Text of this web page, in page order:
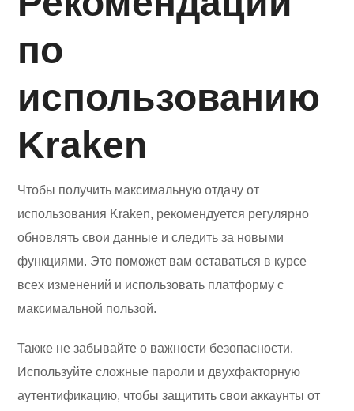
по
использованию
Kraken
Чтобы получить максимальную отдачу от
использования Kraken, рекомендуется регулярно
обновлять свои данные и следить за новыми
функциями. Это поможет вам оставаться в курсе
всех изменений и использовать платформу с
максимальной пользой.
Также не забывайте о важности безопасности.
Используйте сложные пароли и двухфакторную
аутентификацию, чтобы защитить свои аккаунты от